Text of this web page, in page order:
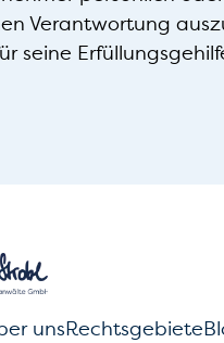
Verantwortung
seine
unsRechtsgebiete